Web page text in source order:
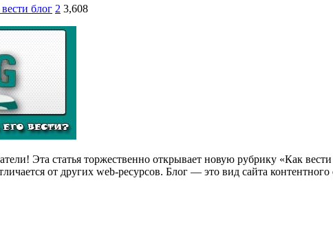
блог 2 3,608
Эта статья торжественно открывает новую рубрику «Как
от других web-ресурсов. Блог — это вид сайта